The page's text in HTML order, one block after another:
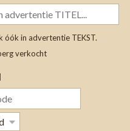
óók in advertentie TEKST.
verkocht